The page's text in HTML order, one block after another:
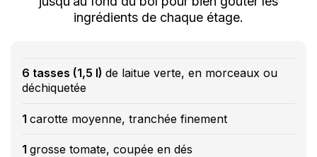
ingrédients de chaque étage.
6 tasses (1,5 l) de laitue verte, en morceaux ou
déchiquetée
1 carotte moyenne, tranchée finement
1 grosse tomate, coupée en dés